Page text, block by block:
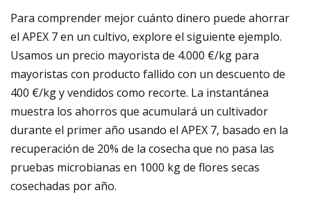
Para comprender mejor cuánto dinero puede ahorrar
el APEX 7 en un cultivo, explore el siguiente ejemplo.
Usamos un precio mayorista de 4.000 €/kg para
mayoristas con producto fallido con un descuento de
400 €/kg y vendidos como recorte. La instantánea
muestra los ahorros que acumulará un cultivador
durante el primer año usando el APEX 7, basado en la
recuperación de 20% de la cosecha que no pasa las
pruebas microbianas en 1000 kg de flores secas
cosechadas por año.